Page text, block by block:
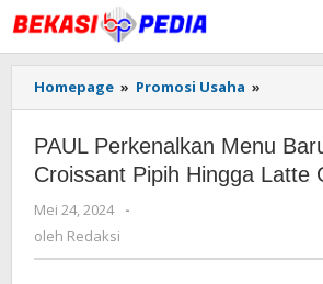
Lewati
ke
konten
Homepage » Promosi Usaha »
Baru
Mulai
Latte
PAUL Perkenalkan Menu
Croissant Pipih Hingga Latte
Mei 24, 2024
oleh
-
oleh Redaksi